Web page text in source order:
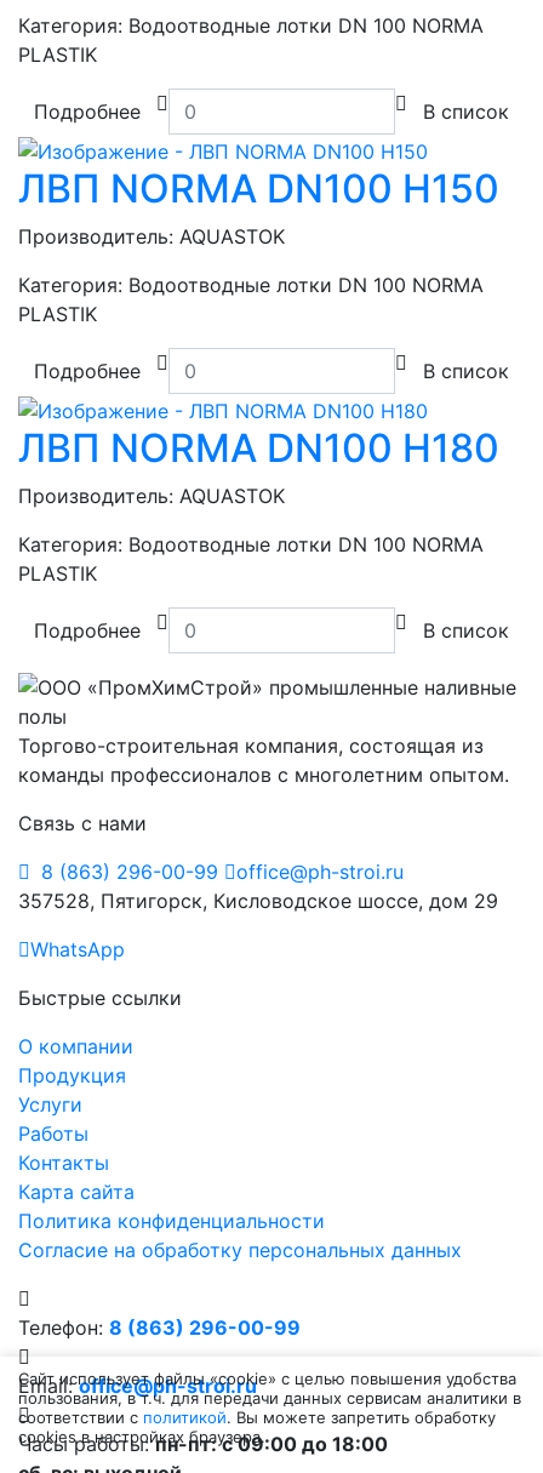
Категория: Водоотводные лотки DN 100 NORMA
PLASTIK
Подробнее В список
ЛВП NORMA DN100 H150
Производитель: AQUASTOK
Категория: Водоотводные лотки DN 100 NORMA
PLASTIK
Подробнее В список
ЛВП NORMA DN100 H180
Производитель: AQUASTOK
Категория: Водоотводные лотки DN 100 NORMA
PLASTIK
Подробнее В список
Торгово-строительная компания, состоящая из
команды профессионалов с многолетним опытом.
Связь с нами
8 (863) 296-00-99
office@ph-stroi.ru
357528, Пятигорск, Кисловодское шоссе, дом 29
WhatsApp
Быстрые ссылки
О компании
Продукция
Услуги
Работы
Контакты
Карта сайта
Политика конфиденциальности
Согласие на обработку персональных данных
Телефон: 8 (863) 296-00-99
Email: office@ph-stroi.ru
Часы работы: пн-пт: c 09:00 до 18:00
Сайт использует файлы «cookie» с целью повышения удобства
пользования, в т.ч. для передачи данных сервисам аналитики в
соответствии с политикой. Вы можете запретить обработку
cookies в настройках браузера.